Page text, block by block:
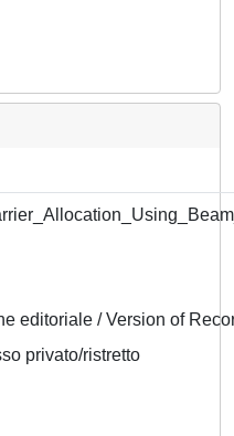
editoriale / Version of
privato/ristretto